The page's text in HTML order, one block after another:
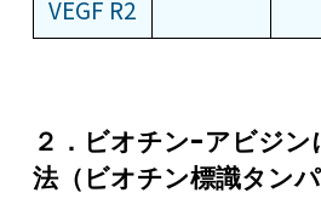
VEGF R2
２．ビオチン-アビジン
法（ビオチン標識タンパ